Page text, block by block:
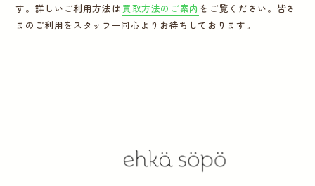
運営会社
す。詳しいご利用方法は 買取方法のご案内 をご覧ください。皆さ
まのご利用をスタッフ一同心よりお待ちしております。